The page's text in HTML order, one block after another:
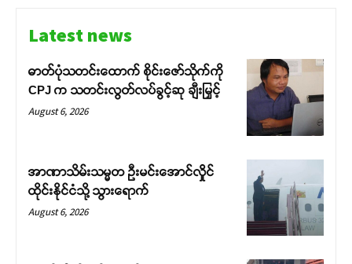
Latest news
ဓာတ်ပုံသတင်းထောက် စိုင်းဇော်သိုက်ကို
CPJ က သတင်းလွတ်လပ်ခွင့်ဆု ချီးမြှင့်
August 6, 2026
အာဏာသိမ်းသမ္မတ ဦးမင်းအောင်လှိုင်
ထိုင်းနိုင်ငံသို့ သွားရောက်
August 6, 2026